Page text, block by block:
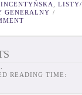
,
GENERALNY
READING TIME: